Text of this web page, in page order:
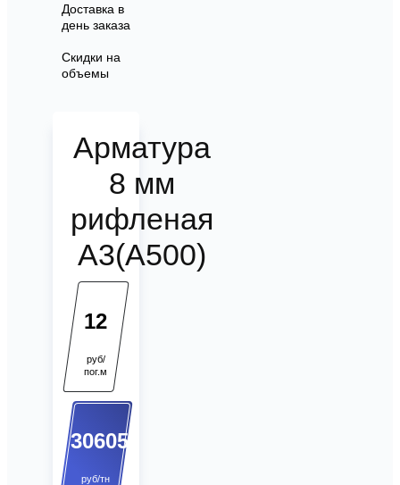
Доставка в
день заказа
Скидки на
объемы
Арматура
8 мм
рифленая
А3(А500)
12
руб/
пог.м
30605
руб/тн